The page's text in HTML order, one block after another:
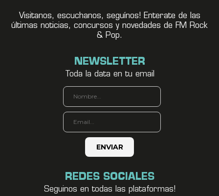
Visitanos, escuchanos, seguínos! Enterate de las
últimas noticias, concursos y novedades de FM Rock
& Pop.
NEWSLETTER
Toda la data en tu email
REDES SOCIALES
Seguinos en todas las plataformas!